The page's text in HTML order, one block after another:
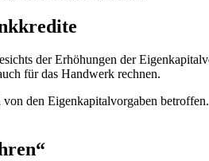
der Erhöhungen der
für das Handwerk rechnen.
den Eigenkapitalvorgaben